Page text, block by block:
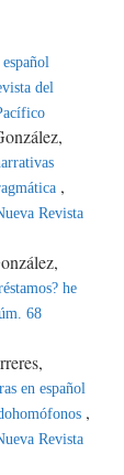
del
,
Revista
he
68
en español
,
Revista